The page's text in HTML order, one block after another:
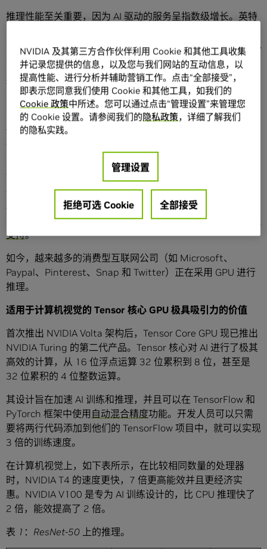
推理性能至关重要，因为 AI 驱动的服务呈指数级增长。英特
而使它们成为最佳的推理 CPU。不过，它们难以匹敌 NVIDIA
深度学习优化Tensor 核心GPU。
推理（也称为预测）在很简单的情况下是一种“模式识别”，它
是一种在训练后的神经网络。AI 模型可以在应用程序中提供
智能功能，例如在金融交易中检测欺诈行为，通过自然语言
对话以搜索互联网，甚至在生产故障发生之前就可以通过
虽然现在的大多数 AI 推理都是在 CPU 上进行的，但 NVIDIA
Tensor 核心 GPU 正在迅速用于各种 AI 模型。Tensor 核心是
一种突破性的创新技术，其已将 NVIDIA GPU 转变为高效率
和卓越的 AI 处理器。Tensor 核心以高速率进行多精度计算，
为不同的 AI 模型提供最佳精度，并在热门 AI 框架中实现
支持。
如今，越来越多的消费型互联网公司（如 Microsoft、
Paypal、Pinterest、Snap 和 Twitter）正在采用 GPU 进行
推理。
适用于计算机视觉的 Tensor 核心 GPU 极具吸引力的价值
首次推出 NVIDIA Volta 架构后，Tensor Core GPU 现已推出
NVIDIA Turing 的第二代产品。Tensor 核心对 AI 进行了极其
高效的计算，从 16 位浮点运算 32 位累积到 8 位，甚至是
32 位累积的 4 位整数运算。
其设计旨在加速 AI 训练和推理，并且可以在 TensorFlow 和
PyTorch 框架中使用 自动混合精度功能。开发人员可以只需
要将两行代码添加到他们的 TensorFlow 项目中，就可以实现
3 倍的训练速度。
在计算机视觉上，如下表所示，在比较相同数量的处理器
时，NVIDIA T4 的速度更快，7 倍更高能效并且更经济实
惠。NVIDIA V100 是专为 AI 训练设计的，比 CPU 推理快了
2 倍，能效提高了 2 倍。
表 1 ： ResNet-50 上的推理。
NVIDIA 及其第三方合作伙伴利用 Cookie 和其他工具收集
并记录您提供的信息，以及您与我们网站的互动信息，以
提高性能、进行分析并辅助营销工作。点击“全部接受”，
即表示您同意我们使用 Cookie 和其他工具，如我们的
Cookie 政策中所述。您可以通过点击“管理设置”来管理您
的 Cookie 设置。请参阅我们的隐私政策，详细了解我们
的隐私实践。
管理设置
拒绝可选 Cookie 全部接受